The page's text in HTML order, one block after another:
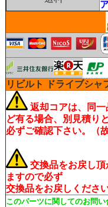
リビルト ドライブシャ
返却コアは、同一
ど有る場合、別見積り
必ずご確認下さい。（
交換品をお戻し頂
ますので必ず
交換品をお戻しください
このパーツに関してのお問い